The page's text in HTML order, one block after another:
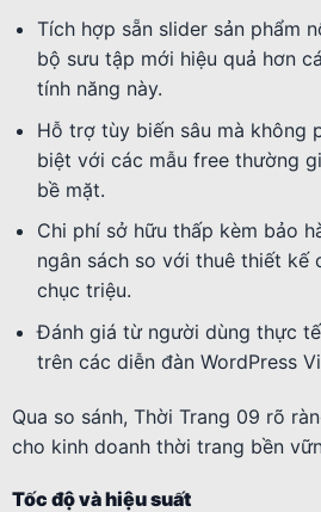
Tích hợp sẵn slider sản phẩm
bộ sưu tập mới hiệu quả hơn
tính năng này.
Hỗ trợ tùy biến sâu mà không
biệt với các mẫu free thường
bề mặt.
Chi phí sở hữu thấp kèm bảo
ngân sách so với thuê thiết kế
chục triệu.
Đánh giá từ người dùng thực
trên các diễn đàn WordPress
Qua so sánh, Thời Trang 09 rõ
cho kinh doanh thời trang bền
Tốc độ và hiệu suất